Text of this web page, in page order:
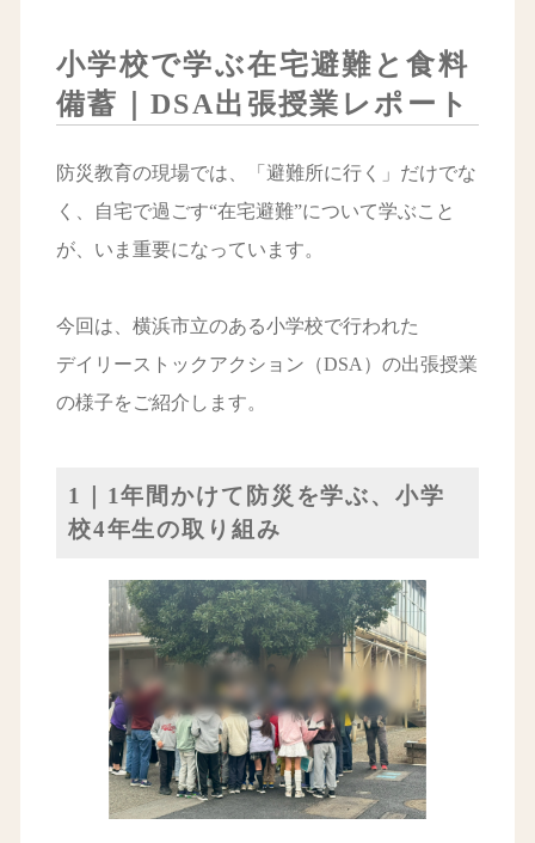
小学校で学ぶ在宅避難と食料
備蓄｜DSA出張授業レポート
防災教育の現場では、「避難所に行く」だけでな
く、自宅で過ごす“在宅避難”について学ぶこと
が、いま重要になっています。
今回は、横浜市立のある小学校で行われた
デイリーストックアクション（DSA）の出張授業
の様子をご紹介します。
1｜1年間かけて防災を学ぶ、小学
校4年生の取り組み